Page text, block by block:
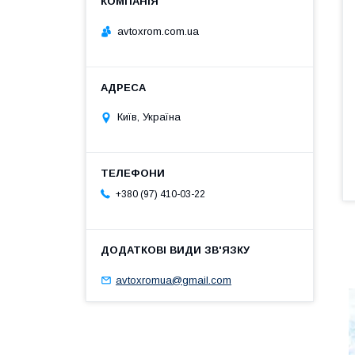
avtoxrom.com.ua
Київ, Україна
+380 (97) 410-03-22
avtoxromua@gmail.com